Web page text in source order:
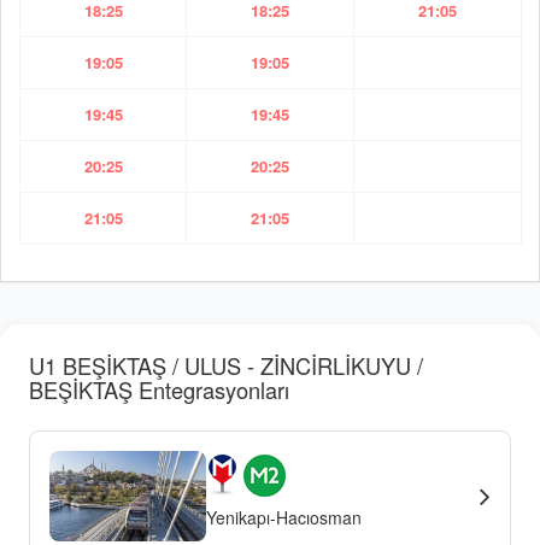
18:25 18:25 21:05
19:05 19:05
19:45 19:45
20:25 20:25
21:05 21:05
U1 BEŞİKTAŞ / ULUS - ZİNCİRLİKUYU /
BEŞİKTAŞ Entegrasyonları
Yenikapı-Hacıosman